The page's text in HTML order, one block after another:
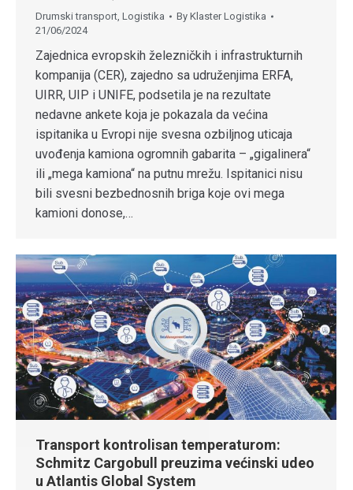
Drumski transport, Logistika By Klaster Logistika
21/06/2024
Zajednica evropskih železničkih i infrastrukturnih
kompanija (CER), zajedno sa udruženjima ERFA,
UIRR, UIP i UNIFE, podsetila je na rezultate
nedavne ankete koja je pokazala da većina
ispitanika u Evropi nije svesna ozbiljnog uticaja
uvođenja kamiona ogromnih gabarita – „gigalinera“
ili „mega kamiona“ na putnu mrežu. Ispitanici nisu
bili svesni bezbednosnih briga koje ovi mega
kamioni donose,…
Transport kontrolisan temperaturom:
Schmitz Cargobull preuzima većinski udeo
u Atlantis Global System